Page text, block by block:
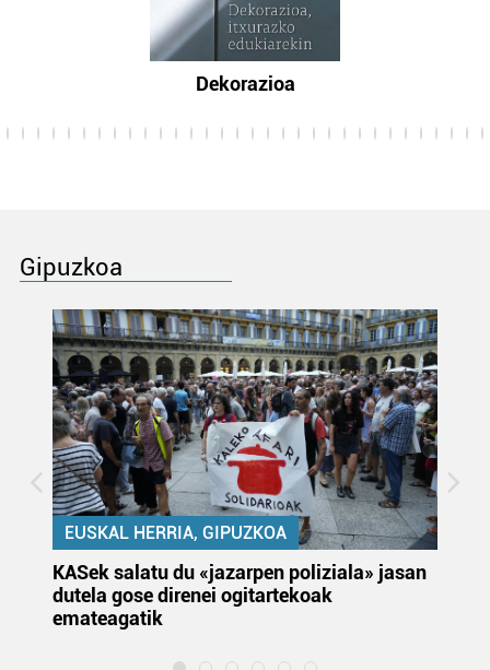
Dekorazioa
Gipuzkoa
EUSKAL HERRIA, GIPUZKOA
KASek salatu du «jazarpen poliziala» jasan
dutela gose direnei ogitartekoak
emateagatik